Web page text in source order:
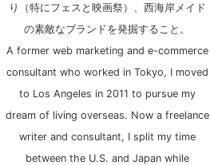
り（特にフェスと映画祭）、西海岸メイド
の素敵なブランドを発掘すること。
A former web marketing and e-commerce
consultant who worked in Tokyo, I moved
to Los Angeles in 2011 to pursue my
dream of living overseas. Now a freelance
writer and consultant, I split my time
between the U.S. and Japan while